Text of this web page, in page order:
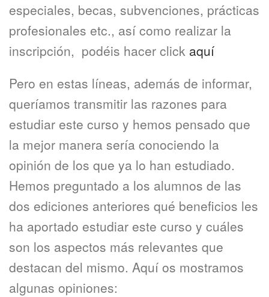
especiales, becas, subvenciones, prácticas
profesionales etc., así como realizar la
inscripción, podéis hacer click aquí
Pero en estas líneas, además de informar,
queríamos transmitir las razones para
estudiar este curso y hemos pensado que
la mejor manera sería conociendo la
opinión de los que ya lo han estudiado.
Hemos preguntado a los alumnos de las
dos ediciones anteriores qué beneficios les
ha aportado estudiar este curso y cuáles
son los aspectos más relevantes que
destacan del mismo. Aquí os mostramos
algunas opiniones: